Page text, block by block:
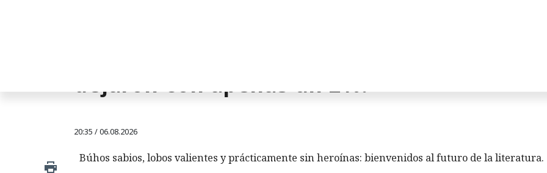
dejaron con apenas un 2%.
20:35 / 06.08.2026
Búhos sabios, lobos valientes y prácticamente sin heroínas: bienvenidos al futuro de la literatura.